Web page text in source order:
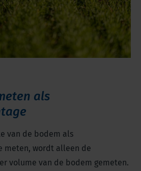
als
van de bodem als
meten, wordt alleen de
volume van de bodem gemeten.